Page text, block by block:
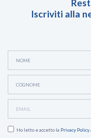
Iscriviti alla
Ho letto e accetto la Privacy Policy